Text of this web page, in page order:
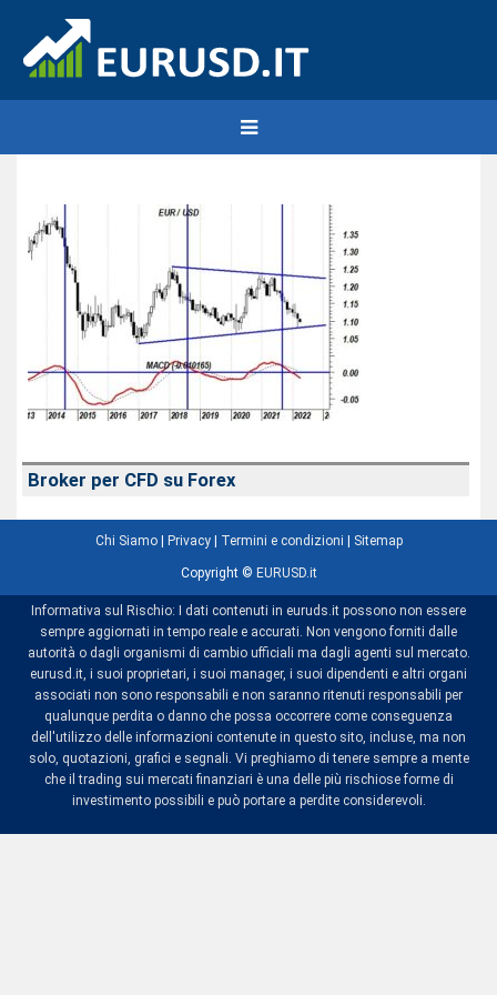
Broker per CFD su Forex
Chi Siamo| Privacy| Termini e condizioni Sitemap
Copyright © EURUSD.it
Informativa sul Rischio: I dati contenuti in euruds.it possono non essere
sempre aggiornati in tempo reale e accurati. Non vengono forniti dalle
autorità o dagli organismi di cambio ufficiali ma dagli agenti sul mercato.
eurusd.it, i suoi proprietari, i suoi manager, i suoi dipendenti e altri organi
associati non sono responsabili e non saranno ritenuti responsabili per
qualunque perdita o danno che possa occorrere come conseguenza
dell'utilizzo delle informazioni contenute in questo sito, incluse, ma non
solo, quotazioni, grafici e segnali. Vi preghiamo di tenere sempre a mente
che il trading sui mercati finanziari è una delle più rischiose forme di
investimento possibili e può portare a perdite considerevoli.